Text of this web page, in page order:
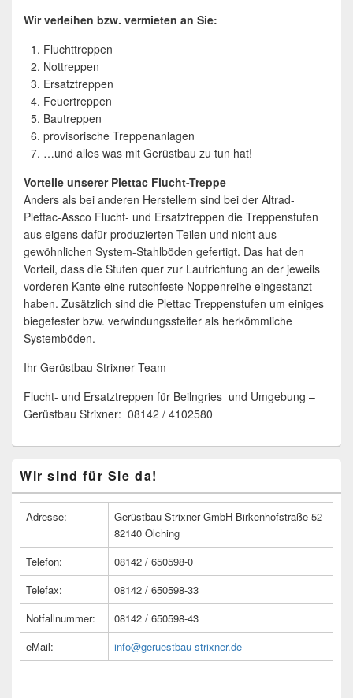
Wir verleihen bzw. vermieten an Sie:
Fluchttreppen
Nottreppen
Ersatztreppen
Feuertreppen
Bautreppen
provisorische Treppenanlagen
…und alles was mit Gerüstbau zu tun hat!
Vorteile unserer Plettac Flucht-Treppe
Anders als bei anderen Herstellern sind bei der Altrad-
Plettac-Assco Flucht- und Ersatztreppen die Treppenstufen
aus eigens dafür produzierten Teilen und nicht aus
gewöhnlichen System-Stahlböden gefertigt. Das hat den
Vorteil, dass die Stufen quer zur Laufrichtung an der jeweils
vorderen Kante eine rutschfeste Noppenreihe eingestanzt
haben. Zusätzlich sind die Plettac Treppenstufen um einiges
biegefester bzw. verwindungssteifer als herkömmliche
Systemböden.
Ihr Gerüstbau Strixner Team
Flucht- und Ersatztreppen für Beilngries und Umgebung –
Gerüstbau Strixner: 08142 / 4102580
Seitenleisten
Widget-
Wir sind für Sie da!
Adresse:
Gerüstbau Strixner GmbH Birkenhofstraße 52
82140 Olching
Telefon:
08142 / 650598-0
Telefax:
08142 / 650598-33
Notfallnummer:
08142 / 650598-43
eMail:
info@geruestbau-strixner.de